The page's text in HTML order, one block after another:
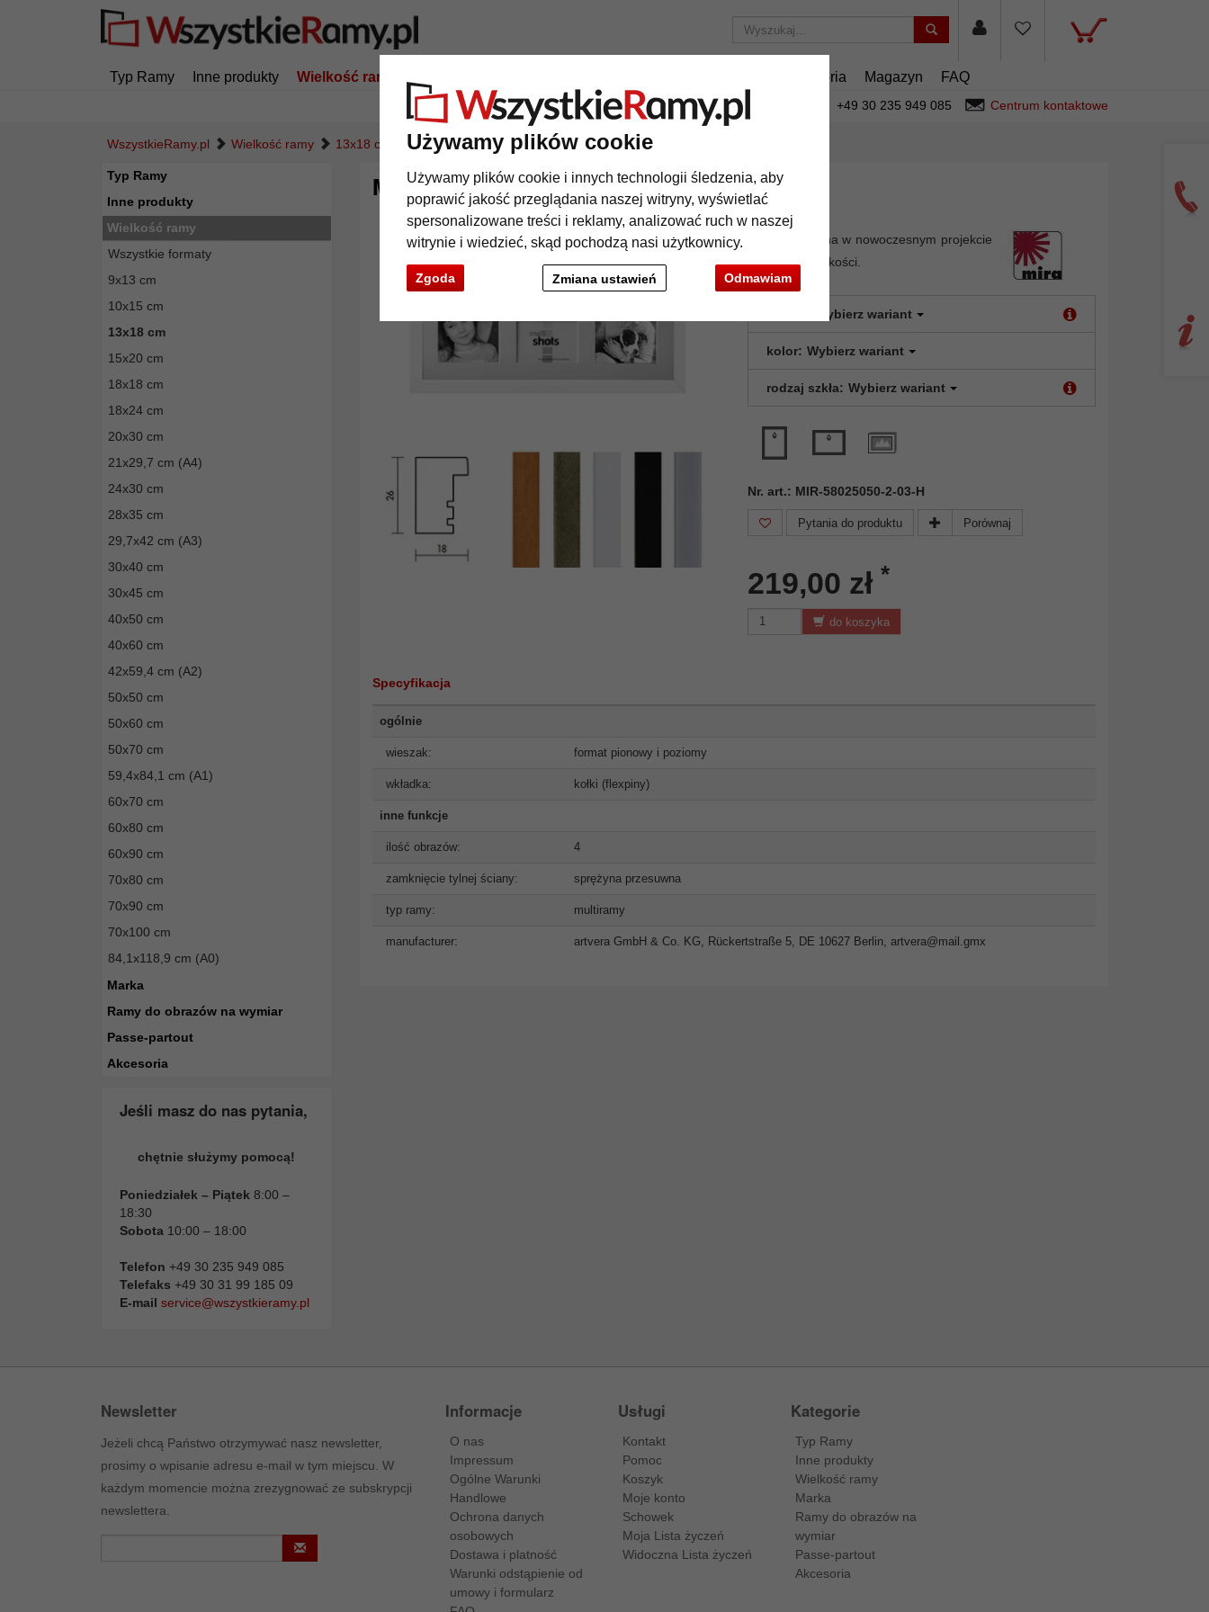
Używamy plików cookie
Używamy plików cookie i innych technologii śledzenia, aby
poprawić jakość przeglądania naszej witryny, wyświetlać
spersonalizowane treści i reklamy, analizować ruch w naszej
witrynie i wiedzieć, skąd pochodzą nasi użytkownicy.
Zgoda Odmawiam
Zmiana ustawień
Typ Ramy Inne produkty Wielkość ramy Akcesoria Magazyn FAQ
Tylko 25,95 zł za wysyłkę. +49 30 235 949 085 Centrum kontaktowe
WszystkieRamy.pl Wielkość ramy 13x18 cm Multiramka na zdjęcia Figari
Typ Ramy
Inne produkty
Wielkość ramy
Wszystkie formaty
9x13 cm
10x15 cm
13x18 cm
15x20 cm
18x18 cm
18x24 cm
20x30 cm
21x29,7 cm (A4)
24x30 cm
28x35 cm
29,7x42 cm (A3)
30x40 cm
30x45 cm
40x50 cm
40x60 cm
42x59,4 cm (A2)
50x50 cm
50x60 cm
50x70 cm
59,4x84,1 cm (A1)
60x70 cm
60x80 cm
60x90 cm
70x80 cm
70x90 cm
70x100 cm
84,1x118,9 cm (A0)
Marka
Ramy do obrazów na wymiar
Passe-partout
Akcesoria
Jeśli masz do nas pytania,
chętnie służymy pomocą!
Poniedziałek – Piątek 8:00 –
18:30
Sobota 10:00 – 18:00
Telefon +49 30 235 949 085
Telefaks +49 30 31 99 185 09
E-mail service@wszystkieramy.pl
Multiramka na zdjęcia Figari
Rama galeryjna w nowoczesnym projekcie
i doskonałej jakości.
Wybierz wariant
kolor: Wybierz wariant
rodzaj szkła: Wybierz wariant
Nr. art.: MIR-58025050-2-03-H
Pytania do produktu Porównaj
219,00 zł *
do koszyka
Specyfikacja
ogólnie
wieszak: format pionowy i poziomy
wkładka: kołki (flexpiny)
inne funkcje
ilość obrazów: 4
zamknięcie tylnej ściany: sprężyna przesuwna
typ ramy: multiramy
manufacturer: artvera GmbH & Co. KG, Rückertstraße 5, DE 10627 Berlin, artvera@mail.gmx
Newsletter
Jeżeli chcą Państwo otrzymywać nasz newsletter,
prosimy o wpisanie adresu e-mail w tym miejscu. W
każdym momencie można zrezygnować ze subskrypcji
newslettera.
Informacje
O nas
Impressum
Ogólne Warunki
Handlowe
Ochrona danych
osobowych
Dostawa i platność
Warunki odstąpienie od
umowy i formularz
Usługi
Kontakt
Pomoc
Koszyk
Moje konto
Schowek
Moja Lista życzeń
Widoczna Lista życzeń
Kategorie
Typ Ramy
Inne produkty
Wielkość ramy
Marka
Ramy do obrazów na
wymiar
Passe-partout
Akcesoria